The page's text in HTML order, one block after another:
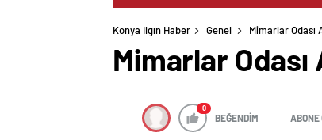
Konya Ilgın Haber Genel Mimarlar Odası
Mimarlar
0
BEĞENDİM ABONE